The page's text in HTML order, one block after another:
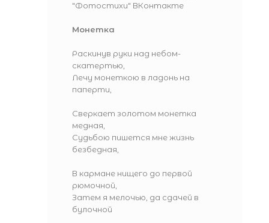
"Фотостихи" ВКонтакте
Монетка
Раскинув руки над небом-
скатертью,
Лечу монеткою в ладонь на
паперти,
Сверкает золотом монетка
медная,
Судьбою пишется мне жизнь
безбедная,
В кармане нищего до первой
рюмочной,
Затем я мелочью, да сдачей в
булочной